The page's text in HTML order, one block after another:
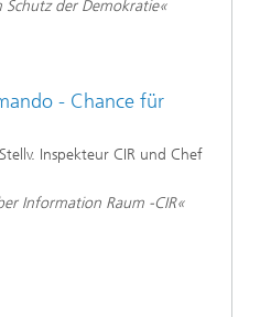
Schutz der Demokratie«
- Chance für
Inspekteur CIR und Chef
Information Raum -CIR«